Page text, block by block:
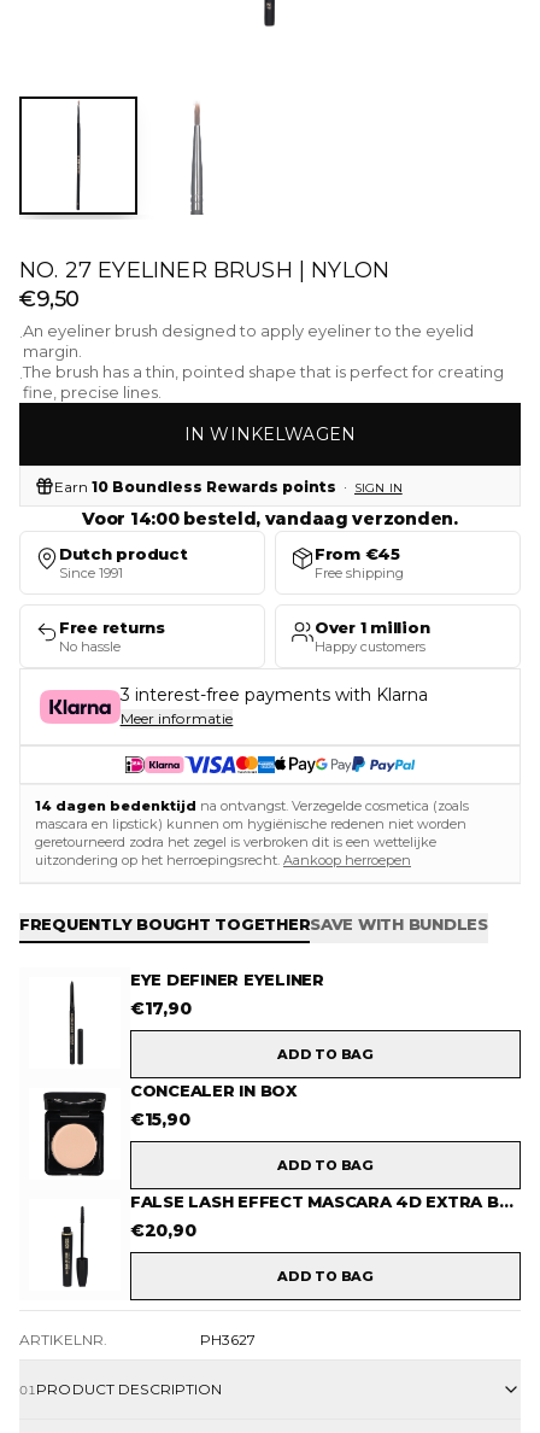
NO. 27 EYELINER BRUSH | NYLON
€9,50
·An eyeliner brush designed to apply eyeliner to the eyelid
margin.
·The brush has a thin, pointed shape that is perfect for creating
fine, precise lines.
IN WINKELWAGEN
Earn 10 Boundless Rewards points · SIGN IN
Voor 14:00 besteld, vandaag verzonden.
Dutch product
Since 1991
From €45
Free shipping
Free returns
No hassle
Over 1 million
Happy customers
3 interest-free payments with Klarna
Meer informatie
14 dagen bedenktijd na ontvangst. Verzegelde cosmetica (zoals
mascara en lipstick) kunnen om hygiënische redenen niet worden
geretourneerd zodra het zegel is verbroken dit is een wettelijke
uitzondering op het herroepingsrecht. Aankoop herroepen
FREQUENTLY BOUGHT TOGETHERSAVE WITH BUNDLES
EYE DEFINER EYELINER
€17,90
ADD TO BAG
CONCEALER IN BOX
€15,90
ADD TO BAG
FALSE LASH EFFECT MASCARA 4D EXTRA BLACK
€20,90
ADD TO BAG
ARTIKELNR. PH3627
01 PRODUCT DESCRIPTION